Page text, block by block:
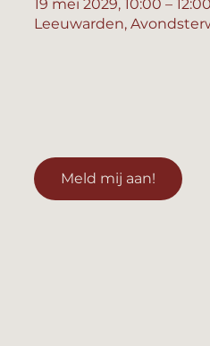
19 mei 2029, 10:00 – 12:00
Leeuwarden,
Meld mij aan!